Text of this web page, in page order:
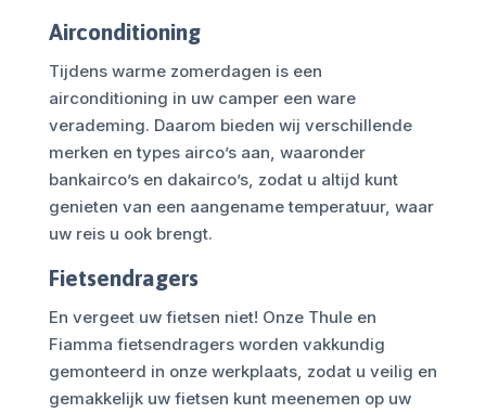
Airconditioning
Tijdens warme zomerdagen is een
airconditioning in uw camper een ware
verademing. Daarom bieden wij verschillende
merken en types airco’s aan, waaronder
bankairco’s en dakairco’s, zodat u altijd kunt
genieten van een aangename temperatuur, waar
uw reis u ook brengt.
Fietsendragers
En vergeet uw fietsen niet! Onze Thule en
Fiamma fietsendragers worden vakkundig
gemonteerd in onze werkplaats, zodat u veilig en
gemakkelijk uw fietsen kunt meenemen op uw